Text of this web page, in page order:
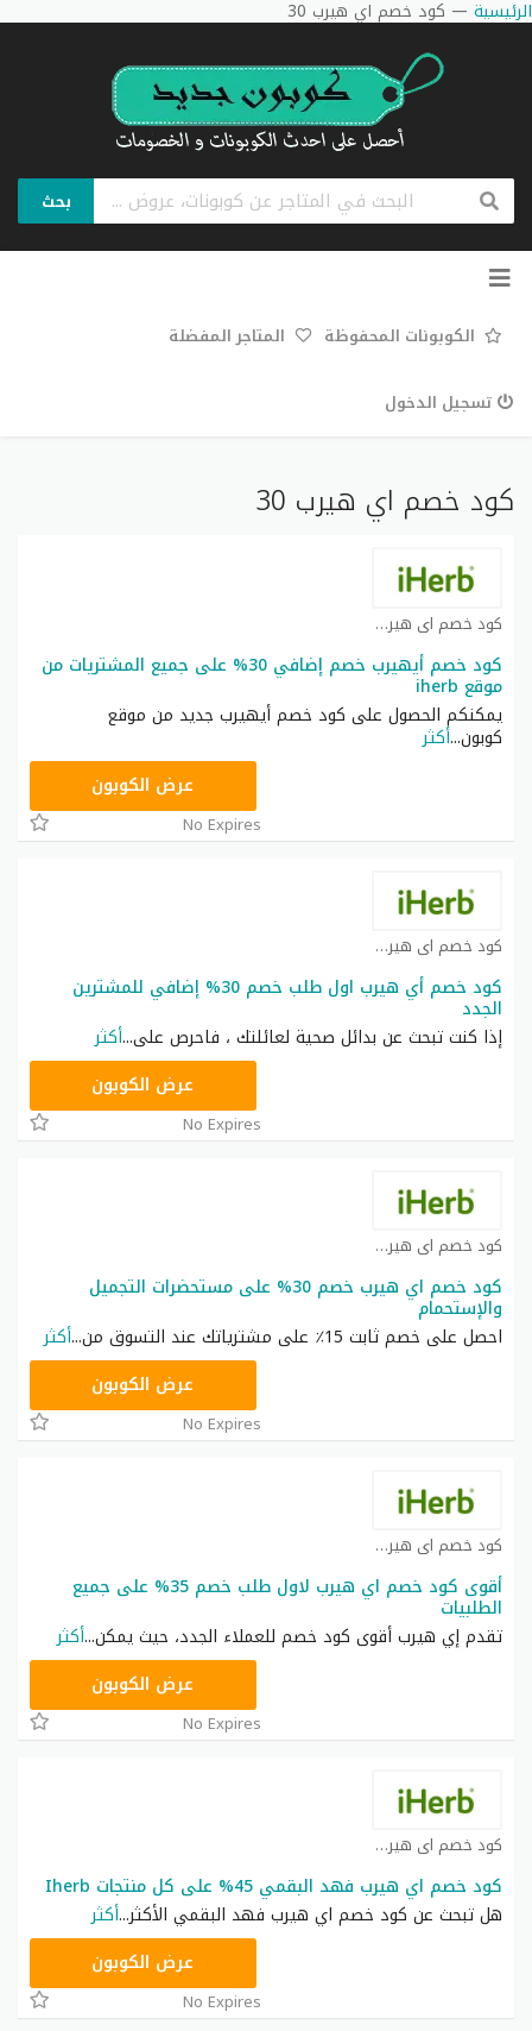
الرئيسية — كود خصم اي هيرب 30
بحث
تخطي
الكوبونات المحفوظة المتاجر المفضلة
تسجيل الدخول
كود خصم اي هيرب 30
كود خصم اي هيرب كوبون
كود خصم أيهيرب خصم إضافي 30% على جميع المشتريات من
موقع iherb
يمكنكم الحصول على كود خصم أيهيرب جديد من موقع
كوبون...أكثر
OBP3235عرض الكوبون
No Expires
كود خصم اي هيرب كوبون
كود خصم أي هيرب اول طلب خصم 30% إضافي للمشترين
الجدد
إذا كنت تبحث عن بدائل صحية لعائلتك ، فاحرص على...أكثر
OBP3235عرض الكوبون
No Expires
كود خصم اي هيرب كوبون
كود خصم اي هيرب خصم 30% على مستحضرات التجميل
والإستحمام
احصل على خصم ثابت 15٪ على مشترياتك عند التسوق من
...أكثر
OBP3235عرض الكوبون
No Expires
كود خصم اي هيرب كوبون
أقوى كود خصم اي هيرب لاول طلب خصم 35% على جميع
الطلبيات
تقدم إي هيرب أقوى كود خصم للعملاء الجدد، حيث يمكن...أكثر
OBP3235عرض الكوبون
No Expires
كود خصم اي هيرب كوبون
كود خصم اي هيرب فهد البقمي 45% على كل منتجات Iherb
هل تبحث عن كود خصم اي هيرب فهد البقمي الأكثر...أكثر
OBP3235عرض الكوبون
No Expires